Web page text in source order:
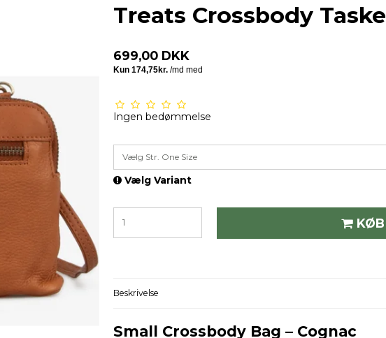
Treats Crossbody Taske
699,00 DKK
Ingen bedømmelse
Vælg Str. One Size
Vælg Variant
KØB
Beskrivelse
Small Crossbody Bag – Cognac